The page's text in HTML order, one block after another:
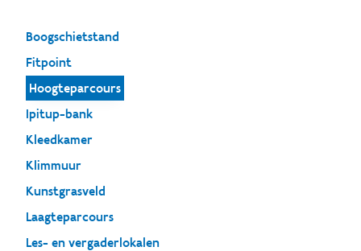
Boogschietstand
Fitpoint
Hoogteparcours
Ipitup-bank
Kleedkamer
Klimmuur
Kunstgrasveld
Laagteparcours
Les- en vergaderlokalen